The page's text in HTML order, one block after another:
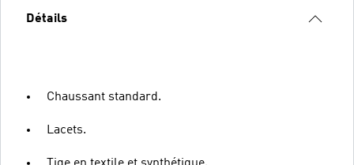
Détails
Chaussant standard.
Lacets.